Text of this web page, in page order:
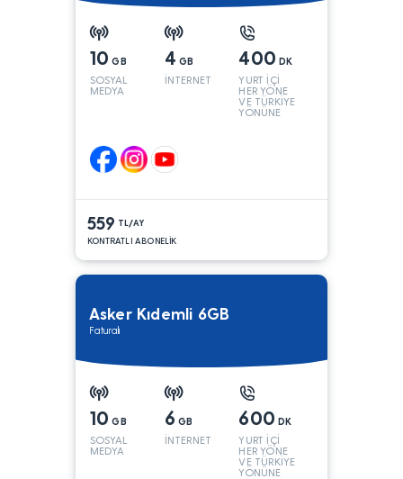
10 GB
SOSYAL
MEDYA
4 GB
İNTERNET
400 DK
YURT İÇİ
HER YÖNE
VE TÜRKİYE
YÖNÜNE
559 TL/AY
KONTRATLI ABONELİK
Asker Kıdemli 6GB
Faturalı
10 GB
SOSYAL
MEDYA
6 GB
İNTERNET
600 DK
YURT İÇİ
HER YÖNE
VE TÜRKİYE
YÖNÜNE